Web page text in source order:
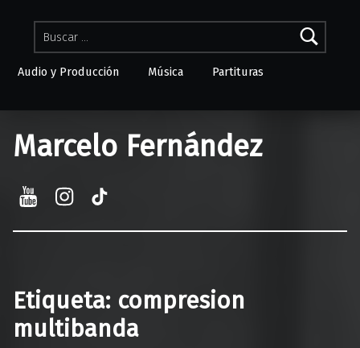
Buscar:
Audio y Producción Música Partituras
Marcelo Fernández
YouTube
Etiqueta: compresion
multibanda